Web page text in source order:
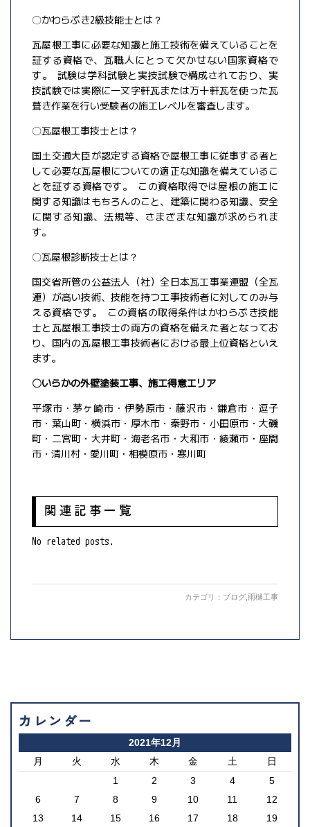
〇かわらぶき2級技能士とは？
瓦屋根工事に必要な知識と施工技術を備えていることを
証する資格で、瓦職人にとって欠かせない国家資格で
す。 試験は学科試験と実技試験で構成されており、実
技試験では実際に一文字軒瓦または万十軒瓦を使った瓦
葺き作業を行い受験者の施工レベルを審査します。
〇瓦屋根工事技士とは？
国土交通大臣が認定する資格で屋根工事に従事する者と
して必要な瓦屋根についての適正な知識を備えているこ
とを証する資格です。 この資格取得では屋根の施工に
関する知識はもちろんのこと、建築に関わる知識、安全
に関する知識、法規等、さまざまな知識が求められま
す。
〇瓦屋根診断技士とは？
国交省所管の公益法人（社）全日本瓦工事業連盟（全瓦
連）が高い技術、技能を持つ工事技術者に対してのみ与
える資格です。 この資格の取得条件はかわらぶき技能
士と瓦屋根工事技士の両方の資格を備えた者となってお
り、国内の瓦屋根工事技術者における最上位資格といえ
ます。
〇いらかの外壁塗装工事、施工得意エリア
平塚市・茅ヶ崎市・伊勢原市・藤沢市・鎌倉市・逗子
市・葉山町・横浜市・厚木市・秦野市・小田原市・大磯
町・二宮町・大井町・海老名市・大和市・綾瀬市・座間
市・清川村・愛川町・相模原市・寒川町
関連記事一覧
No related posts.
カテゴリ： ブログ 雨樋工事
カレンダー
2021年12月
月
火 水 木 金 土 日
1 2 3 4
5
6
7 8 9 10 11
12
13
14 15 16 17 18
19